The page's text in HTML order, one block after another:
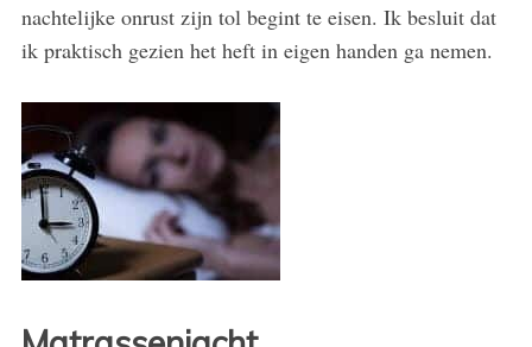
nachtelijke onrust zijn tol begint te eisen. Ik besluit dat
ik praktisch gezien het heft in eigen handen ga nemen.